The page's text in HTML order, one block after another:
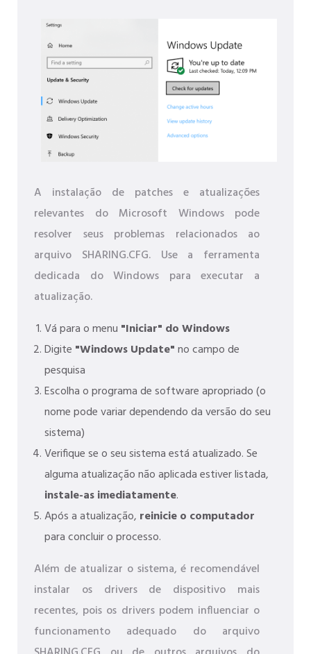
A instalação de patches e atualizações
relevantes do Microsoft Windows pode
resolver seus problemas relacionados ao
arquivo SHARING.CFG. Use a ferramenta
dedicada do Windows para executar a
atualização.
Vá para o menu "Iniciar" do Windows
Digite "Windows Update"no campo de
pesquisa
Escolha o programa de software apropriado (o
nome pode variar dependendo da versão do seu
sistema)
Verifique se o seu sistema está atualizado. Se
alguma atualização não aplicada estiver listada,
instale-as imediatamente.
Após a atualização, reinicie o computador
para concluir o processo.
Além de atualizar o sistema, é recomendável
instalar os drivers de dispositivo mais
recentes, pois os drivers podem influenciar o
funcionamento adequado do arquivo